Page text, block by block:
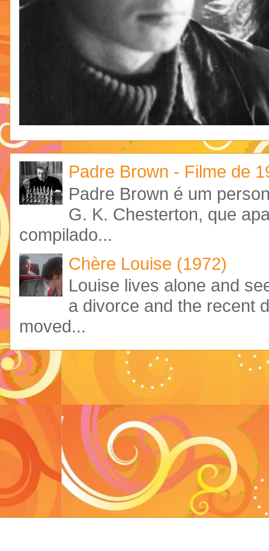
Padre Brown - Filme de
Padre Brown é um
G. K. Chesterton, que
compilado...
Chère Louise (1972)
Louise lives alone and
a divorce and the recent
moved...